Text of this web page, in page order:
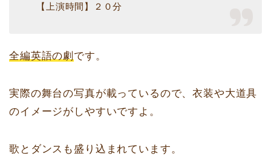
【上演時間】２０分
全編英語の劇 です。
実際の舞台の写真が載っているので、衣装や大道具
のイメージがしやすいですよ。
歌とダンスも盛り込まれています。